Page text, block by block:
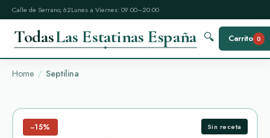
Calle de Serrano, 62Lunes a Viernes: 09:00–20:00
TodasLas Estatinas España 🔍 Carrito 0
Home Septilina
−15% Sin receta